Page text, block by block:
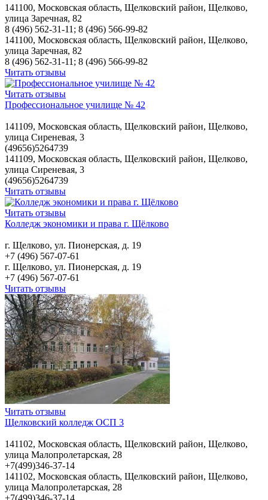
141100, Московская область, Щелковский район, Щелково,
улица Заречная, 82
8 (496) 562-31-11; 8 (496) 566-99-82
141100, Московская область, Щелковский район, Щелково,
улица Заречная, 82
8 (496) 562-31-11; 8 (496) 566-99-82
Читать отзывы
Читать отзывы
Профессиональное училище № 42
141109, Московская область, Щелковский район, Щелково,
улица Сиреневая, 3
(49656)5264739
141109, Московская область, Щелковский район, Щелково,
улица Сиреневая, 3
(49656)5264739
Читать отзывы
Читать отзывы
Колледж экономики и права г. Щёлково
г. Щелково, ул. Пионерская, д. 19
+7 (496) 567-07-61
г. Щелково, ул. Пионерская, д. 19
+7 (496) 567-07-61
Читать отзывы
Читать отзывы
Щелковский колледж ОСП 3
141102, Московская область, Щелковский район, Щелково,
улица Малопролетарская, 28
+7(499)346-37-14
141102, Московская область, Щелковский район, Щелково,
улица Малопролетарская, 28